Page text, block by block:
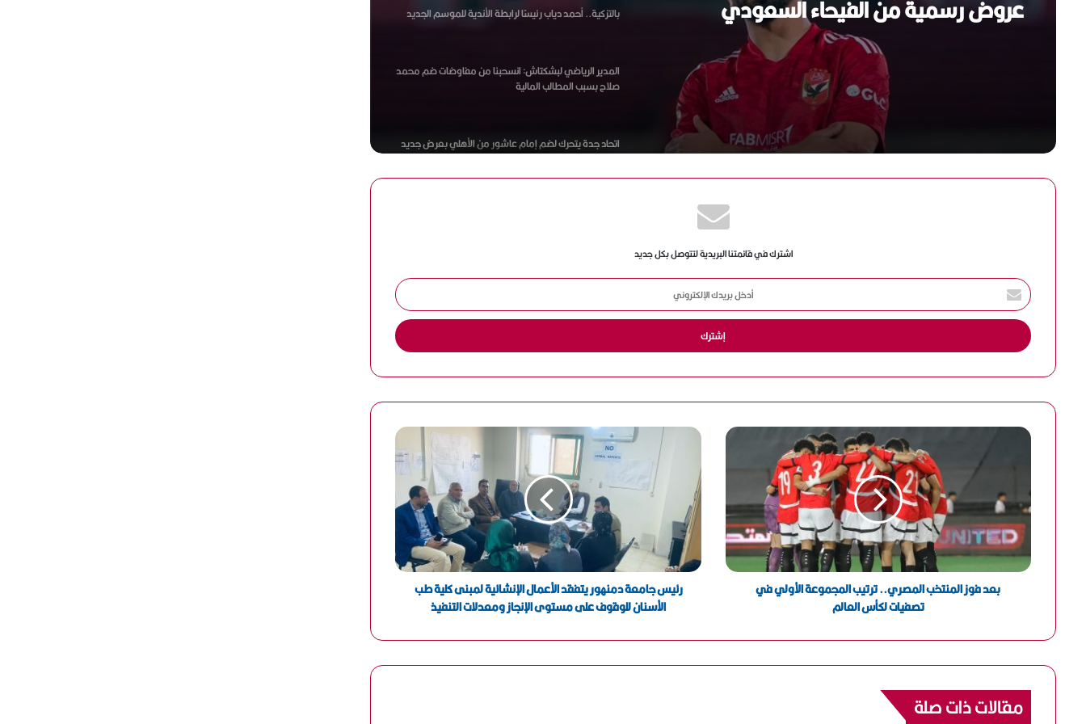
الأهلي يحسم الجدل بشأن مروان عطية.. لا
عروض رسمية من الفيحاء السعودي
بالتزكية.. أحمد دياب رئيسًا لرابطة الأندية
المدير الرياضي لبشكتاش: انسحبنا من مفاوضات ضم محمد
صلاح بسبب المطالب المالية
اتحاد جدة يتحرك لضم إمام عاشور من الأهلي بعرض جديد
خلال ساعات
ياسر قمر: نعمل على تطوير منتخبات الكرة الطائرة ..ونهنئ
مرتان في عهد الرئيس السيسي يعكس حجم الدعم للكرة
ميار شريف تواصل التألق وتبلغ ربع نهائي بطولة جراند إيست
إسبانيا وبلجيكا في قمة نارية لحسم بطاقة التأهل إلى نصف
نهائي كأس العالم 2026
وكيل جوارديولا يحسم الجدل: المدرب الإسباني يبتعد عن
التدريب موسمًا كاملًا
الأهلي يحسم الجدل بشأن مروان عطية.. لا عروض رسمية
من الفيحاء السعودي
بالتزكية.. أحمد دياب رئيسًا لرابطة الأندية للموسم الجديد
اشترك في قائمتنا البريدية لتتوصل بكل جديد
أ
د
خ
ل
د
ا
ل
ك
و
بعد فوز المنتخب المصري.. ترتيب المجموعة الأولي في
تصفيات لكأس العالم
رئيس جامعة دمنهور يتفقد الأعمال الإنشائية لمبنى كلية طب
الأسنان للوقوف على مستوى الإنجاز ومعدلات التنفيذ
مقالات ذات صلة